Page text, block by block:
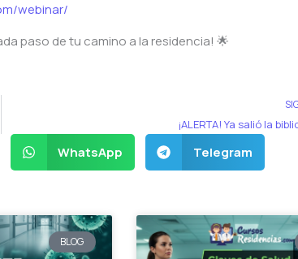
webinar/
paso de tu camino a la residencia! 🌟
¡ALERTA! Ya salió la
WhatsApp Telegram
BLOG